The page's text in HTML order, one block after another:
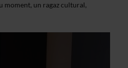
moment, un ragaz cultural,